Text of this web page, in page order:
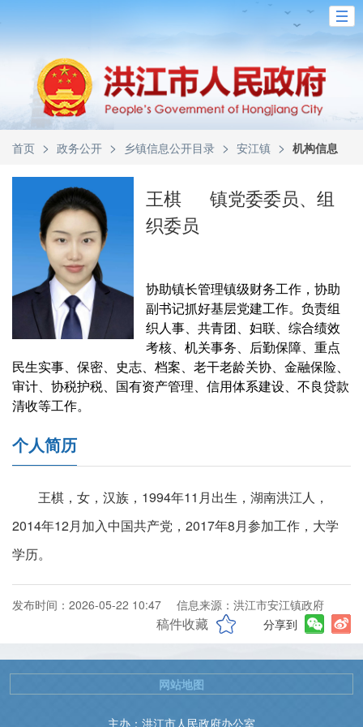
首页 > 政务公开 > 乡镇信息公开目录 > 安江镇 > 机构信息
王棋
镇党委委员、组
织委员
协助镇长管理镇级财务工作，协助
副书记抓好基层党建工作。负责组
织人事、共青团、妇联、综合绩效
考核、机关事务、后勤保障、重点
民生实事、保密、史志、档案、老干老龄关协、金融保险、
审计、协税护税、国有资产管理、信用体系建设、不良贷款
清收等工作。
个人简历
王棋，女，汉族，1994年11月出生，湖南洪江人，
2014年12月加入中国共产党，2017年8月参加工作，大学
学历。
发布时间：2026-05-22 10:47 信息来源：洪江市安江镇政府
稿件收藏 分享到
主办：洪江市人民政府办公室
网站地图